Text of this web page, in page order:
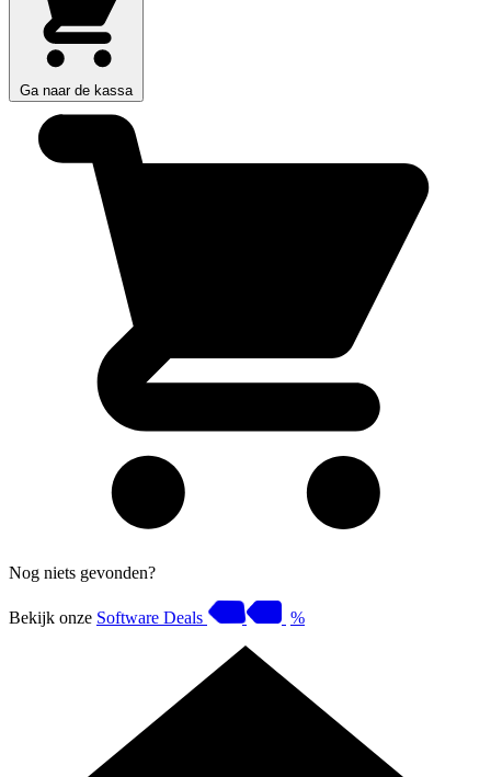
Ga naar de kassa
Nog niets gevonden?
Bekijk onze Software Deals %